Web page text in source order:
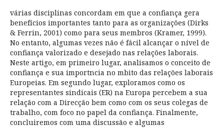
várias disciplinas concordam em que a confiança gera
benefícios importantes tanto para as organizações (Dirks
& Ferrin, 2001) como para seus membros (Kramer, 1999).
No entanto, algumas vezes não é fácil alcançar o nível de
confiança valorizado e desejado nas relações laborais.
Neste artigo, em primeiro lugar, analisamos o conceito de
confiança e sua importncia no mbito das relações laborais
Europeias. Em segundo lugar, exploramos como os
representantes sindicais (ER) na Europa percebem a sua
relação com a Direcção bem como com os seus colegas de
trabalho, com foco no papel da confiança. Finalmente,
concluiremos com uma discussão e algumas